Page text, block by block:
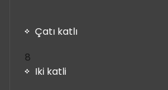
Çatı katlı
8
ürün
Iki katli